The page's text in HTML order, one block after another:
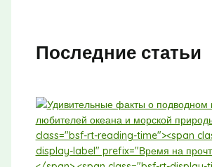
Последние статьи